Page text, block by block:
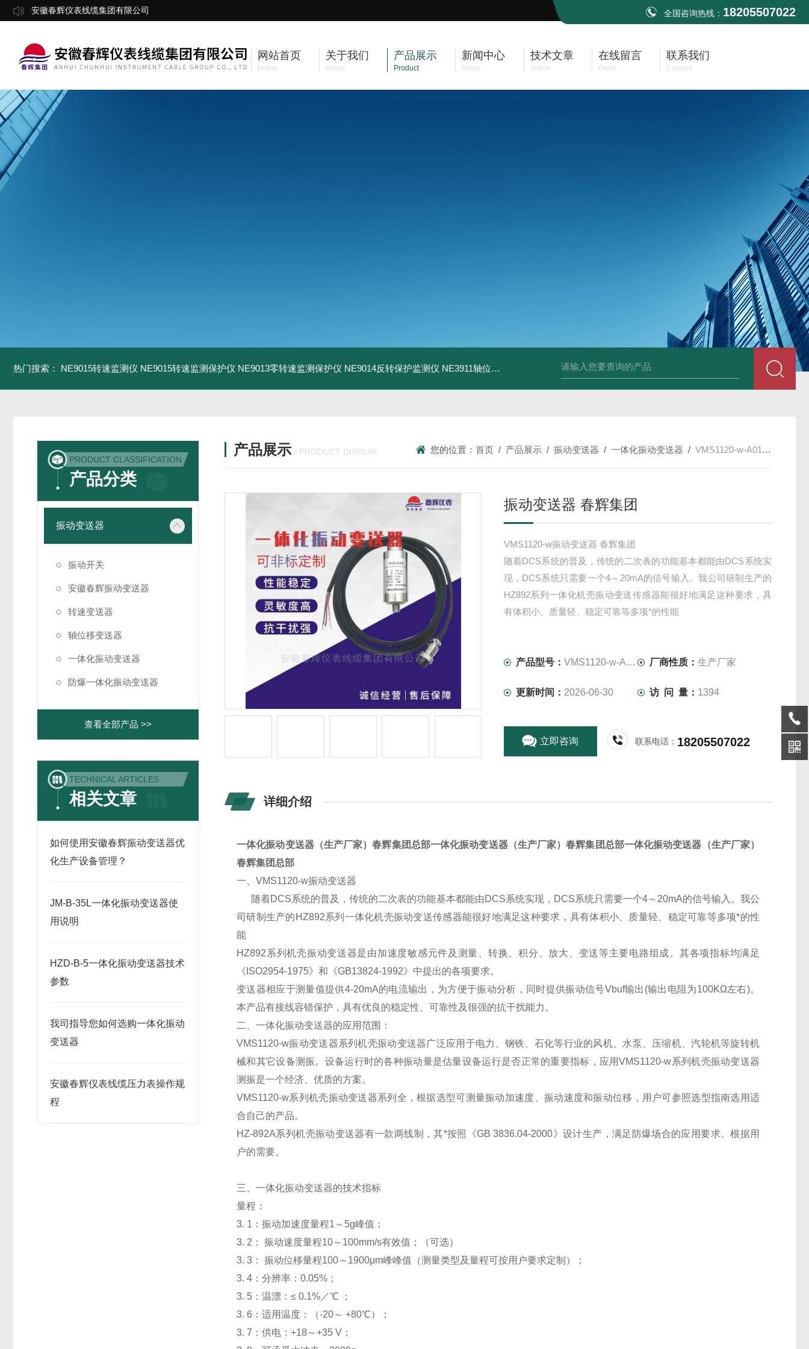
安徽春辉仪表线缆集团有限公司 全国咨询热线： 18205507022
网站首页
Home
关于我们
About
产品展示
Product
新闻中心
News
技术文章
Article
在线留言
Order
联系我们
Contact
热门搜索： NE9015转速监测仪 NE9015转速监测保护仪 NE9013零转速监测保护仪 NE9014反转保护监测仪 NE3911轴位移变送器 NE3931热膨胀变送器 NE3941E轴承振动速度变送器 NE3951E轴承
PRODUCT CLASSIFICATION
产品分类
振动变送器
振动开关
安徽春辉振动变送器
转速变送器
轴位移变送器
一体化振动变送器
防爆一体化振动变送器
查看全部产品 >>
TECHNICAL ARTICLES
相关文章
如何使用安徽春辉振动变送器优
化生产设备管理？
JM-B-35L一体化振动变送器使
用说明
HZD-B-5一体化振动变送器技术
参数
我司指导您如何选购一体化振动
变送器
安徽春辉仪表线缆压力表操作规
程
产品展示 / PRODUCT DISPLAY 您的位置：首页 / 产品展示 /振动变送器 /一体化振动变送器 /VMS1120-w-A01-B01-C01振动变送器 春辉集团
振动变送器 春辉集团
VMS1120-w振动变送器 春辉集团
随着DCS系统的普及，传统的二次表的功能基本都能由DCS系统实
现，DCS系统只需要一个4～20mA的信号输入。我公司研制生产的
HZ892系列一体化机壳振动变送传感器能很好地满足这种要求，具
有体积小、质量轻、稳定可靠等多项*的性能
产品型号： VMS1120-w-A01-B01-C01 厂商性质：生产厂家
更新时间： 2026-06-30 访 问 量： 1394
立即咨询 联系电话： 18205507022
详细介绍
一体化振动变送器（生产厂家）春辉集团总部一体化振动变送器（生产厂家）春辉集团总部一体化振动变送器（生产厂家）
春辉集团总部
一、VMS1120-w振动变送器
随着DCS系统的普及，传统的二次表的功能基本都能由DCS系统实现，DCS系统只需要一个4～20mA的信号输入。我公
司研制生产的HZ892系列一体化机壳振动变送传感器能很好地满足这种要求，具有体积小、质量轻、稳定可靠等多项*的性
能
HZ892系列机壳振动变送器是由加速度敏感元件及测量、转换、积分、放大、变送等主要电路组成。其各项指标均满足
《ISO2954-1975》和《GB13824-1992》中提出的各项要求。
变送器相应于测量值提供4-20mA的电流输出，为方便于振动分析，同时提供振动信号Vbuf输出(输出电阻为100KΩ左右)。
本产品有接线容错保护，具有优良的稳定性、可靠性及很强的抗干扰能力。
二、一体化振动变送器的应用范围：
VMS1120-w振动变送器系列机壳振动变送器广泛应用于电力、钢铁、石化等行业的风机、水泵、压缩机、汽轮机等旋转机
械和其它设备测振。设备运行时的各种振动量是估量设备运行是否正常的重要指标，应用VMS1120-w系列机壳振动变送器
测振是一个经济、优质的方案。
VMS1120-w系列机壳振动变送器系列全，根据选型可测量振动加速度、振动速度和振动位移，用户可参照选型指南选用适
合自己的产品。
HZ-892A系列机壳振动变送器有一款两线制，其*按照《GB 3836.04-2000》设计生产，满足防爆场合的应用要求。根据用
户的需要。
三、一体化振动变送器的技术指标
量程：
3. 1：振动加速度量程1～5g峰值；
3. 2： 振动速度量程10～100mm/s有效值；（可选）
3. 3： 振动位移量程100～1900μm峰峰值（测量类型及量程可按用户要求定制）；
3. 4：分辨率：0.05%；
3. 5：温漂：≤ 0.1%／℃ ；
3. 6：适用温度：（-20～ +80℃）；
3. 7：供电：+18～+35 V；